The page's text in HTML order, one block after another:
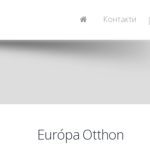
Контакти
Európa Otthon